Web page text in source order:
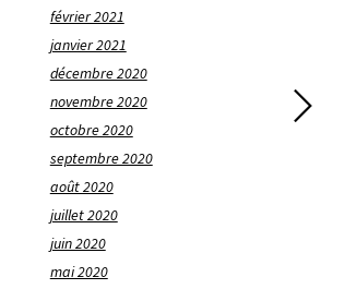
février 2021
janvier 2021
décembre 2020
novembre 2020
octobre 2020
septembre 2020
août 2020
juillet 2020
juin 2020
mai 2020